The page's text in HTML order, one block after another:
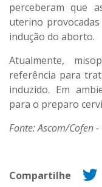
perceberam que
uterino
indução do aborto.
Atualmente,
referência para
induzido. Em
para o preparo
Fonte: Ascom/Cofen
Compartilhe